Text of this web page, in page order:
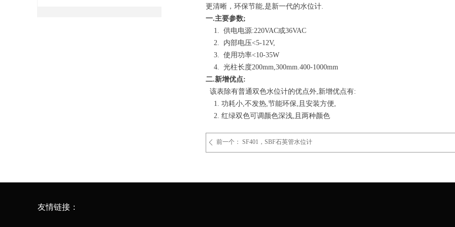
ꄴ 前一个： SF401，SBF石英管水位计
更清晰，环保节能,是新一代的水位计.
一.主要参数;
1. 供电电源:220VAC或36VAC
2. 内部电压<5-12V,
3. 使用功率<10-35W
4. 光柱长度200mm,300mm.400-1000mm
二.新增优点:
该表除有普通双色水位计的优点外,新增优点有:
1. 功耗小,不发热,节能环保,且安装方便,
2. 红绿双色可调颜色深浅,且两种颜色
友情链接：